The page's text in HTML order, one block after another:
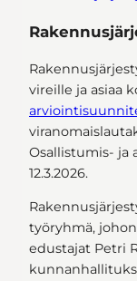
vireille ja asiaa
Osallistumis-
12.3.2026.
työryhmä,
edustajat Petri